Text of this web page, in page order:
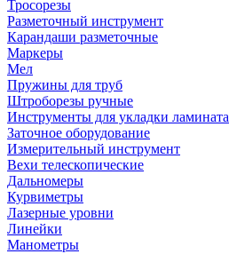
Тросорезы
Разметочный инструмент
Карандаши разметочные
Маркеры
Мел
Пружины для труб
Штроборезы ручные
Инструменты для укладки ламината
Заточное оборудование
Измерительный инструмент
Вехи телескопические
Дальномеры
Курвиметры
Лазерные уровни
Линейки
Манометры